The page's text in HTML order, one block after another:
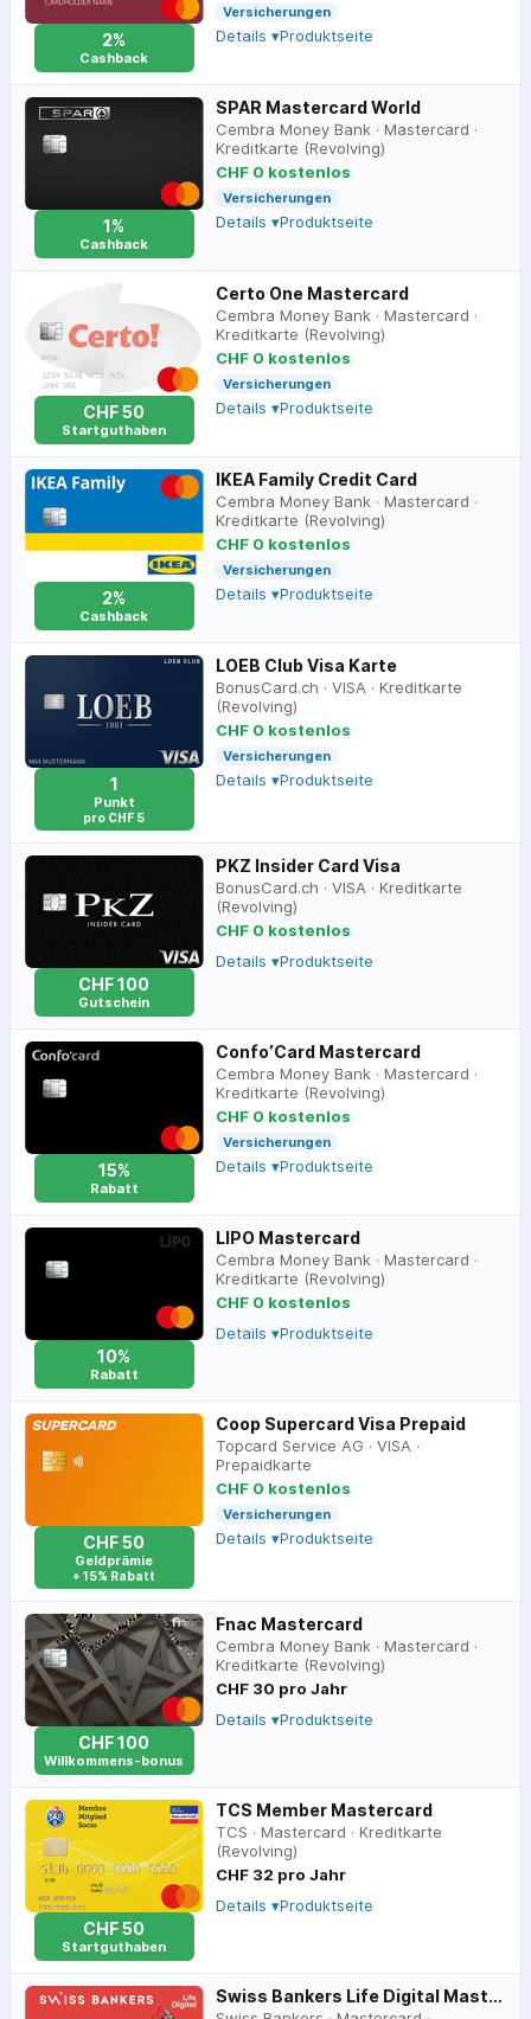
2%
Cashback
Versicherungen
Details ▾Produktseite
1%
Cashback
SPAR Mastercard World
Cembra Money Bank · Mastercard ·
Kreditkarte (Revolving)
CHF 0 kostenlos
Versicherungen
Details ▾Produktseite
CHF 50
Startguthaben
Certo One Mastercard
Cembra Money Bank · Mastercard ·
Kreditkarte (Revolving)
CHF 0 kostenlos
Versicherungen
Details ▾Produktseite
2%
Cashback
IKEA Family Credit Card
Cembra Money Bank · Mastercard ·
Kreditkarte (Revolving)
CHF 0 kostenlos
Versicherungen
Details ▾Produktseite
1
Punkt
pro CHF 5
LOEB Club Visa Karte
BonusCard.ch · VISA · Kreditkarte
(Revolving)
CHF 0 kostenlos
Versicherungen
Details ▾Produktseite
CHF 100
Gutschein
PKZ Insider Card Visa
BonusCard.ch · VISA · Kreditkarte
(Revolving)
CHF 0 kostenlos
Details ▾Produktseite
15%
Rabatt
Confo’Card Mastercard
Cembra Money Bank · Mastercard ·
Kreditkarte (Revolving)
CHF 0 kostenlos
Versicherungen
Details ▾Produktseite
10%
Rabatt
LIPO Mastercard
Cembra Money Bank · Mastercard ·
Kreditkarte (Revolving)
CHF 0 kostenlos
Details ▾Produktseite
CHF 50
Geldprämie
+ 15% Rabatt
Coop Supercard Visa Prepaid
Topcard Service AG · VISA ·
Prepaidkarte
CHF 0 kostenlos
Versicherungen
Details ▾Produktseite
CHF 100
Willkommens-bonus
Fnac Mastercard
Cembra Money Bank · Mastercard ·
Kreditkarte (Revolving)
CHF 30 pro Jahr
Details ▾Produktseite
CHF 50
Startguthaben
TCS Member Mastercard
TCS · Mastercard · Kreditkarte
(Revolving)
CHF 32 pro Jahr
Details ▾Produktseite
Swiss Bankers Life Digital Mastercard